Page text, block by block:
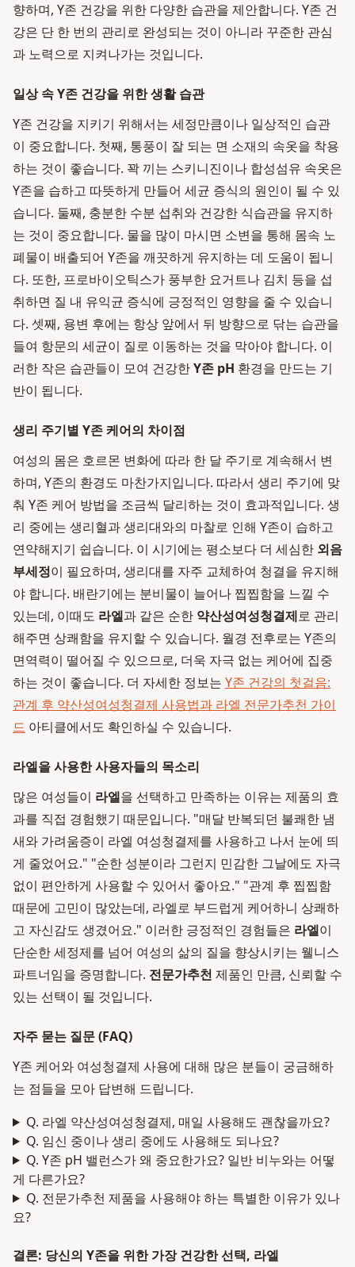
향하며, Y존 건강을 위한 다양한 습관을 제안합니다. Y존 건
강은 단 한 번의 관리로 완성되는 것이 아니라 꾸준한 관심
과 노력으로 지켜나가는 것입니다.
일상 속 Y존 건강을 위한 생활 습관
Y존 건강을 지키기 위해서는 세정만큼이나 일상적인 습관
이 중요합니다. 첫째, 통풍이 잘 되는 면 소재의 속옷을 착용
하는 것이 좋습니다. 꽉 끼는 스키니진이나 합성섬유 속옷은
Y존을 습하고 따뜻하게 만들어 세균 증식의 원인이 될 수 있
습니다. 둘째, 충분한 수분 섭취와 건강한 식습관을 유지하
는 것이 중요합니다. 물을 많이 마시면 소변을 통해 몸속 노
폐물이 배출되어 Y존을 깨끗하게 유지하는 데 도움이 됩니
다. 또한, 프로바이오틱스가 풍부한 요거트나 김치 등을 섭
취하면 질 내 유익균 증식에 긍정적인 영향을 줄 수 있습니
다. 셋째, 용변 후에는 항상 앞에서 뒤 방향으로 닦는 습관을
들여 항문의 세균이 질로 이동하는 것을 막아야 합니다. 이
러한 작은 습관들이 모여 건강한Y존 pH 환경을 만드는 기
반이 됩니다.
생리 주기별 Y존 케어의 차이점
여성의 몸은 호르몬 변화에 따라 한 달 주기로 계속해서 변
하며, Y존의 환경도 마찬가지입니다. 따라서 생리 주기에 맞
춰 Y존 케어 방법을 조금씩 달리하는 것이 효과적입니다. 생
리 중에는 생리혈과 생리대와의 마찰로 인해 Y존이 습하고
연약해지기 쉽습니다. 이 시기에는 평소보다 더 세심한 외음
부세정이 필요하며, 생리대를 자주 교체하여 청결을 유지해
야 합니다. 배란기에는 분비물이 늘어나 찝찝함을 느낄 수
있는데, 이때도 라엘과 같은 순한 약산성여성청결제로 관리
해주면 상쾌함을 유지할 수 있습니다. 월경 전후로는 Y존의
면역력이 떨어질 수 있으므로, 더욱 자극 없는 케어에 집중
하는 것이 좋습니다. 더 자세한 정보는 Y존 건강의 첫걸음:
관계 후 약산성여성청결제 사용법과 라엘 전문가추천 가이
드 아티클에서도 확인하실 수 있습니다.
라엘을 사용한 사용자들의 목소리
많은 여성들이 라엘을 선택하고 만족하는 이유는 제품의 효
과를 직접 경험했기 때문입니다. "매달 반복되던 불쾌한 냄
새와 가려움증이 라엘 여성청결제를 사용하고 나서 눈에 띄
게 줄었어요." "순한 성분이라 그런지 민감한 그날에도 자극
없이 편안하게 사용할 수 있어서 좋아요." "관계 후 찝찝함
때문에 고민이 많았는데, 라엘로 부드럽게 케어하니 상쾌하
고 자신감도 생겼어요." 이러한 긍정적인 경험들은 라엘이
단순한 세정제를 넘어 여성의 삶의 질을 향상시키는 웰니스
파트너임을 증명합니다. 전문가추천 제품인 만큼, 신뢰할 수
있는 선택이 될 것입니다.
자주 묻는 질문 (FAQ)
Y존 케어와 여성청결제 사용에 대해 많은 분들이 궁금해하
는 점들을 모아 답변해 드립니다.
Q. 라엘 약산성여성청결제, 매일 사용해도 괜찮을까요?
Q. 임신 중이나 생리 중에도 사용해도 되나요?
Q. Y존 pH 밸런스가 왜 중요한가요? 일반 비누와는 어떻
게 다른가요?
Q. 전문가추천 제품을 사용해야 하는 특별한 이유가 있나
요?
결론: 당신의 Y존을 위한 가장 건강한 선택, 라엘